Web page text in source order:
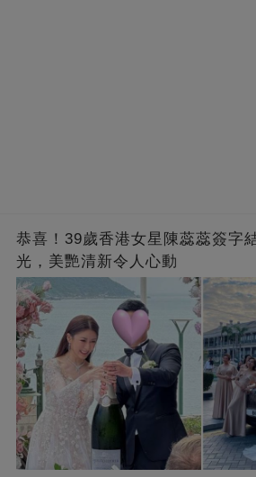
恭喜！39歲香港女星陳蕊蕊簽字
光，美艷清新令人心動